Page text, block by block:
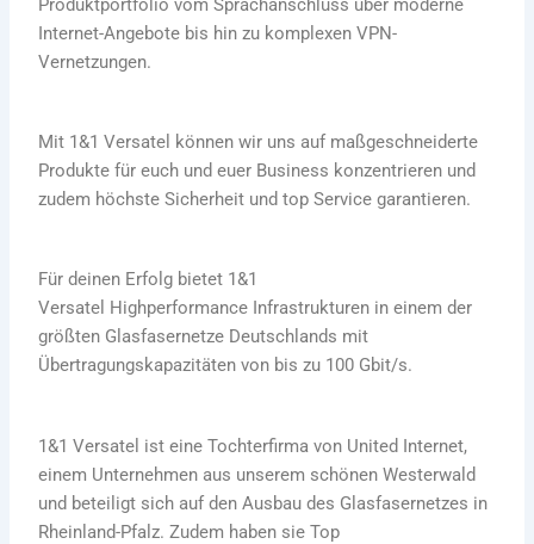
Internet-Angebote bis hin zu komplexen VPN-
Vernetzungen.
Mit 1&1 Versatel können wir uns auf maßgeschneiderte
Produkte für euch und euer Business konzentrieren und
zudem höchste Sicherheit und top Service garantieren.
Für deinen Erfolg bietet 1&1
Versatel Highperformance Infrastrukturen in einem der
größten Glasfasernetze Deutschlands mit
Übertragungskapazitäten von bis zu 100 Gbit/s.
1&1 Versatel ist eine Tochterfirma von United Internet,
einem Unternehmen aus unserem schönen Westerwald
und beteiligt sich auf den Ausbau des Glasfasernetzes in
Rheinland-Pfalz. Zudem haben sie Top